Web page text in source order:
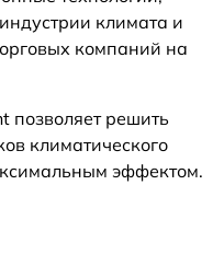
климата и
компаний на
позволяет решить
климатического
эффектом.